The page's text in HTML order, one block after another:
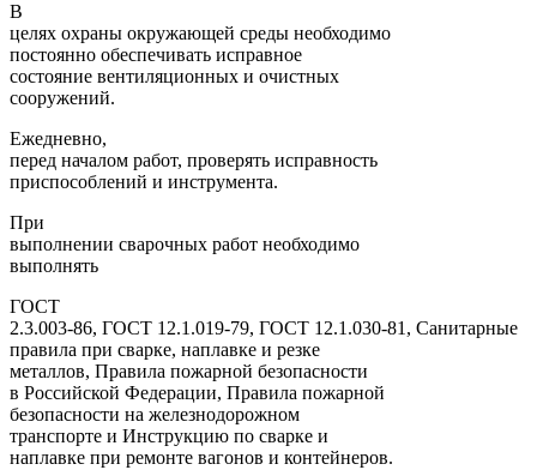
В
целях охраны окружающей среды необходимо
постоянно обеспечивать исправное
состояние вентиляционных и очистных
сооружений.
Ежедневно,
перед началом работ, проверять исправность
приспособлений и инструмента.
При
выполнении сварочных работ необходимо
выполнять
ГОСТ
2.3.003-86, ГОСТ 12.1.019-79, ГОСТ 12.1.030-81, Санитарные
правила при сварке, наплавке и резке
металлов, Правила пожарной безопасности
в Российской Федерации, Правила пожарной
безопасности на железнодорожном
транспорте и Инструкцию по сварке и
наплавке при ремонте вагонов и контейнеров.